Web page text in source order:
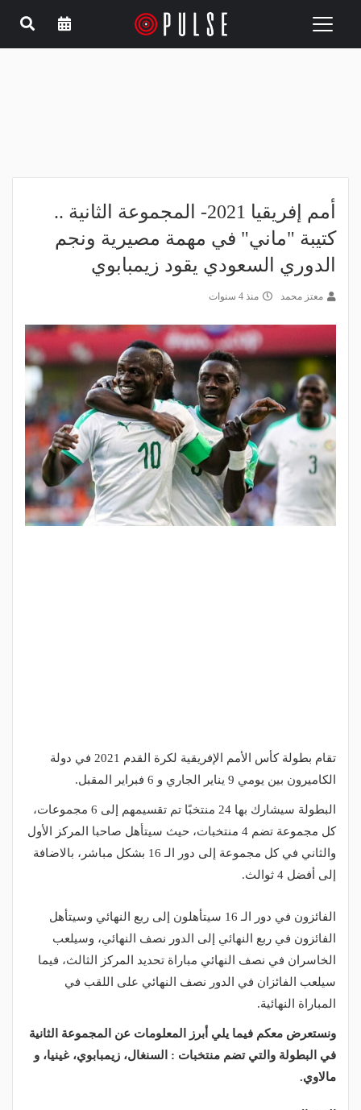
Toggle
أمم إفريقيا 2021- المجموعة الثانية ..
كتيبة "ماني" في مهمة مصيرية ونجم
الدوري السعودي يقود زيمبابوي
معتز محمد منذ 4 سنوات
تقام بطولة كأس الأمم الإفريقية لكرة القدم 2021 في دولة
الكاميرون بين يومي 9 يناير الجاري و 6 فبراير المقبل.
البطولة سيشارك بها 24 منتخبًا تم تقسيمهم إلى 6 مجموعات،
كل مجموعة تضم 4 منتخبات، حيث سيتأهل صاحبا المركز الأول
والثاني في كل مجموعة إلى دور الـ 16 بشكل مباشر، بالاضافة
إلى أفضل 4 ثوالث.
الفائزون في دور الـ 16 سيتأهلون إلى ربع النهائي وسيتأهل
الفائزون في ربع النهائي إلى الدور نصف النهائي، وسيلعب
الخاسران في نصف النهائي مباراة تحديد المركز الثالث، فيما
سيلعب الفائزان في الدور نصف النهائي على اللقب في
المباراة النهائية.
ونستعرض معكم فيما يلي أبرز المعلومات عن المجموعة الثانية
في البطولة والتي تضم منتخبات : السنغال، زيمبابوي، غينيا، و
مالاوي.